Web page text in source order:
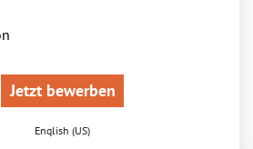
Jetzt bewerben
English (US)